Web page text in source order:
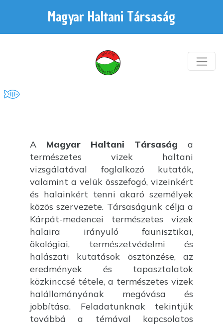
Magyar Haltani Társaság
A Magyar Haltani Társaság a
természetes vizek haltani
vizsgálatával foglalkozó kutatók,
valamint a velük összefogó, vizeinkért
és halainkért tenni akaró személyek
közös szervezete. Társaságunk célja a
Kárpát-medencei természetes vizek
halaira irányuló faunisztikai,
ökológiai, természetvédelmi és
halászati kutatások ösztönzése, az
eredmények és tapasztalatok
közkinccsé tétele, a természetes vizek
halállományának megóvása és
jobbítása. Feladatunknak tekintjük
továbbá a témával kapcsolatos